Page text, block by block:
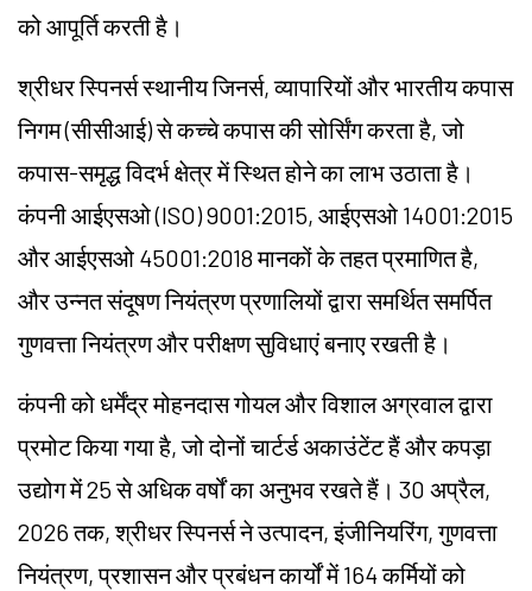
को आपूर्ति करती है।
श्रीधर स्पिनर्स स्थानीय जिनर्स, व्यापारियों और भारतीय कपास
निगम (सीसीआई) से कच्चे कपास की सोर्सिंग करता है, जो
कपास-समृद्ध विदर्भ क्षेत्र में स्थित होने का लाभ उठाता है।
कंपनी आईएसओ (ISO) 9001:2015, आईएसओ 14001:2015
और आईएसओ 45001:2018 मानकों के तहत प्रमाणित है,
और उन्नत संदूषण नियंत्रण प्रणालियों द्वारा समर्थित समर्पित
गुणवत्ता नियंत्रण और परीक्षण सुविधाएं बनाए रखती है।
कंपनी को धर्मेंद्र मोहनदास गोयल और विशाल अग्रवाल द्वारा
प्रमोट किया गया है, जो दोनों चार्टर्ड अकाउंटेंट हैं और कपड़ा
उद्योग में 25 से अधिक वर्षों का अनुभव रखते हैं। 30 अप्रैल,
2026 तक, श्रीधर स्पिनर्स ने उत्पादन, इंजीनियरिंग, गुणवत्ता
नियंत्रण, प्रशासन और प्रबंधन कार्यों में 164 कर्मियों को